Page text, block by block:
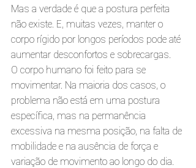
Mas a verdade é que a postura perfeita
não existe. E, muitas vezes, manter o
corpo rígido por longos períodos pode até
aumentar desconfortos e sobrecargas.
O corpo humano foi feito para se
movimentar. Na maioria dos casos, o
problema não está em uma postura
específica, mas na permanência
excessiva na mesma posição, na falta de
mobilidade e na ausência de força e
variação de movimento ao longo do dia.